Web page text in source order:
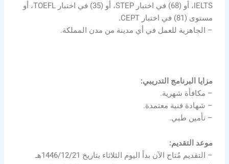
IELTS، أو (68) في اختبار STEP، أو (35) في اختبار TOEFL، أو
مستوى (81) في اختبار CEPT.
– الجاهزية للعمل في أي مدينة من مدن المملكة.
مزايا البرنامج التدريبي:
– مكافأة شهرية.
– شهادة فنية معتمدة.
– تأمين طبي.
موعد التقديم:
– التقديم مُتاح الآن بدأ اليوم الثلاثاء بتاريخ 1446/12/21هـ